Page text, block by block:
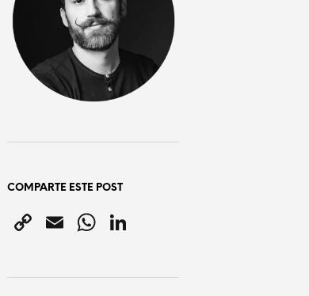
COMPARTE ESTE POST
C
p
E
ai
W
at k